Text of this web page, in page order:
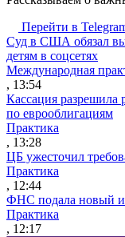
Перейти в
Суд в США обязал
детям в соцсетях
Международная
, 13:54
Кассация разрешила
по еврооблигациям
Практика
, 13:28
ЦБ ужесточил
Практика
, 12:44
ФНС подала новый
Практика
, 12:17